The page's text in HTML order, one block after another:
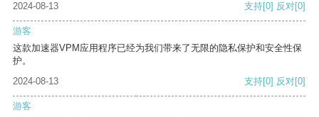
2024-08-13 支持[0] 反对[0]
游客
这款加速器VPM应用程序已经为我们带来了无限的隐私保护和安全性保
护。
2024-08-13
支持[0] 反对[0]
游客